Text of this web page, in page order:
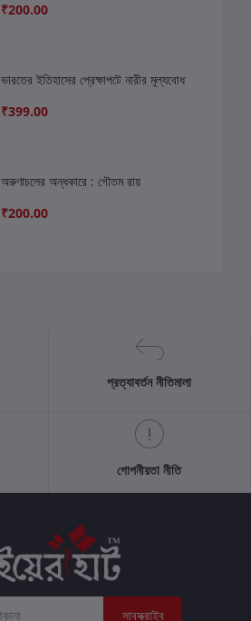
₹200.00
ভারতের ইতিহাসের প্রেক্ষাপটে নারীর মূল্যবোধ
₹399.00
অরুণাচলের অন্ধকারে : গৌতম রায়
₹200.00
প্রত্যাবর্তন নীতিমালা
গোপনীয়তা নীতি
সাবস্ক্রাইব